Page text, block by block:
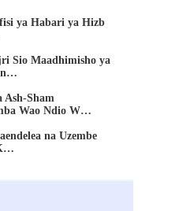
ya Habari ya Hizb
Sio Maadhimisho ya
Ash-Sham
Wao Ndio W…
na Uzembe